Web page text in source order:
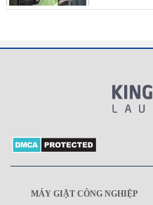
MÁY GIẶT CÔNG NGHIỆP